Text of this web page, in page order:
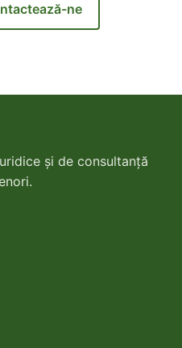
ne
și de consultanță